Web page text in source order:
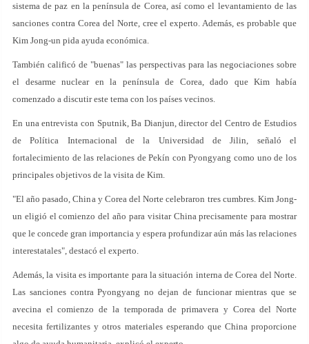
sistema de paz en la península de Corea, así como el levantamiento de las
sanciones contra Corea del Norte, cree el experto. Además, es probable que
Kim Jong-un pida ayuda económica.
También calificó de "buenas" las perspectivas para las negociaciones sobre
el desarme nuclear en la península de Corea, dado que Kim había
comenzado a discutir este tema con los países vecinos.
En una entrevista con Sputnik, Ba Dianjun, director del Centro de Estudios
de Política Internacional de la Universidad de Jilin, señaló el
fortalecimiento de las relaciones de Pekín con Pyongyang como uno de los
principales objetivos de la visita de Kim.
"El año pasado, China y Corea del Norte celebraron tres cumbres. Kim Jong-
un eligió el comienzo del año para visitar China precisamente para mostrar
que le concede gran importancia y espera profundizar aún más las relaciones
interestatales", destacó el experto.
Además, la visita es importante para la situación interna de Corea del Norte.
Las sanciones contra Pyongyang no dejan de funcionar mientras que se
avecina el comienzo de la temporada de primavera y Corea del Norte
necesita fertilizantes y otros materiales esperando que China proporcione